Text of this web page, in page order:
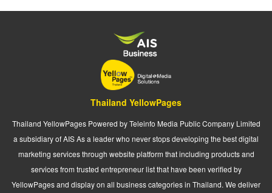
Thailand YellowPages
Thailand YellowPages Powered by Teleinfo Media Public Company Limited
a subsidiary of AIS As a leader who never stops developing the best digital
marketing services through website platform that including products and
services from trusted entrepreneur list that have been verified by
YellowPages and display on all business categories in Thailand. We deliver